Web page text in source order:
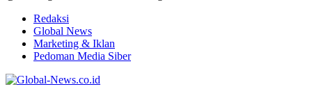
Redaksi
Global News
Marketing & Iklan
Pedoman Media Siber